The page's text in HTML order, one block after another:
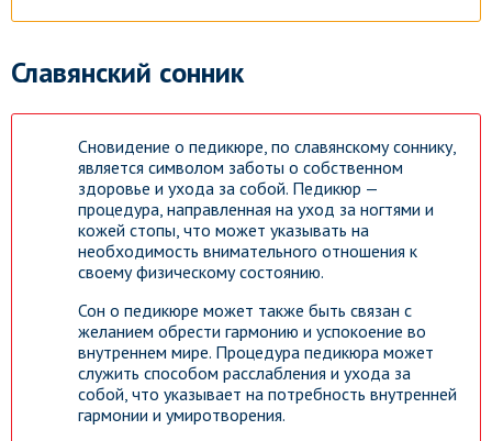
Славянский сонник
Сновидение о педикюре, по славянскому соннику,
является символом заботы о собственном
здоровье и ухода за собой. Педикюр —
процедура, направленная на уход за ногтями и
кожей стопы, что может указывать на
необходимость внимательного отношения к
своему физическому состоянию.
Сон о педикюре может также быть связан с
желанием обрести гармонию и успокоение во
внутреннем мире. Процедура педикюра может
служить способом расслабления и ухода за
собой, что указывает на потребность внутренней
гармонии и умиротворения.